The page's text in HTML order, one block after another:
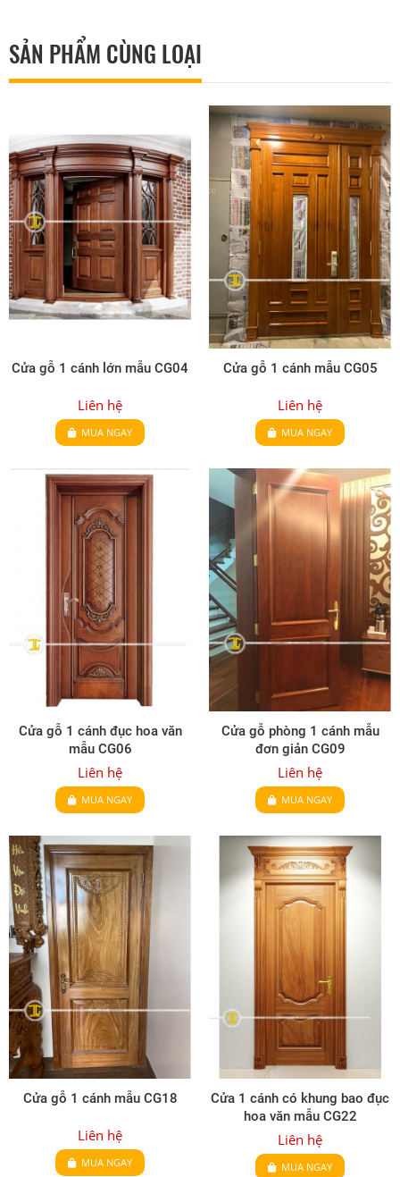
SẢN PHẨM CÙNG LOẠI
Cửa gỗ 1 cánh lớn mẫu CG04
Liên hệ
MUA NGAY
Cửa gỗ 1 cánh mẫu CG05
Liên hệ
MUA NGAY
Cửa gỗ 1 cánh đục hoa văn
mẫu CG06
Liên hệ
MUA NGAY
Cửa gỗ phòng 1 cánh mẫu
đơn giản CG09
Liên hệ
MUA NGAY
Cửa gỗ 1 cánh mẫu CG18
Liên hệ
MUA NGAY
Cửa 1 cánh có khung bao đục
hoa văn mẫu CG22
Liên hệ
MUA NGAY